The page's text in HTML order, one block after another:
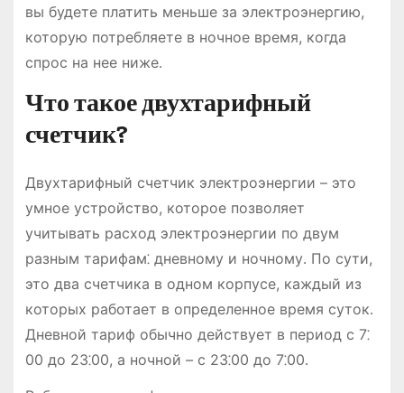
вы будете платить меньше за электроэнергию,
которую потребляете в ночное время, когда
спрос на нее ниже․
Что такое двухтарифный
счетчик?
Двухтарифный счетчик электроэнергии – это
умное устройство, которое позволяет
учитывать расход электроэнергии по двум
разным тарифам⁚ дневному и ночному․ По сути,
это два счетчика в одном корпусе, каждый из
которых работает в определенное время суток․
Дневной тариф обычно действует в период с 7⁚
00 до 23⁚00, а ночной – с 23⁚00 до 7⁚00․